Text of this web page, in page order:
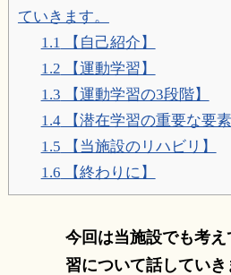
ていきます。
1.1 【自己紹介】
1.2 【運動学習】
1.3 【運動学習の3段階】
1.4【潜在学習の重要な要素
1.5 【当施設のリハビリ】
1.6 【終わりに】
今回は当施設でも考
習について話していき